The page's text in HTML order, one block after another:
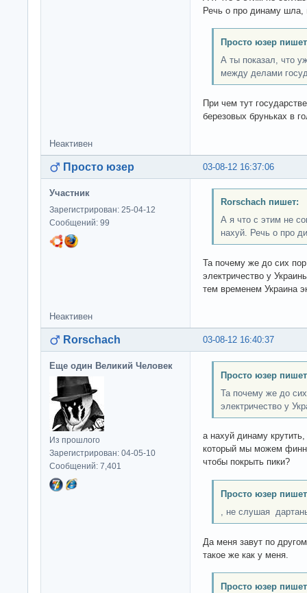
Речь о про динаму шла,
Просто юзер
А ты показал, что
между делами
При чем тут
березовых бруньках в
Неактивен
03-08-12 16:37:06
Просто юзер
Участник
Зарегистрирован: 25-04-12
Сообщений: 99
Rorschach пишет:
А я что с этим не
нахуй. Речь о про
Та почему же до сих
электричество у
тем временем Украина
Неактивен
03-08-12 16:40:37
Rorschach
Еще один Великий Человек
Из прошлого
Зарегистрирован: 04-05-10
Сообщений: 7,401
Просто юзер
Та почему же до
электричество у
а нахуй динаму
который мы можем
чтобы покрыть пики?
Просто юзер
, не слушая
Да меня завут по
такое же как у меня.
Просто юзер